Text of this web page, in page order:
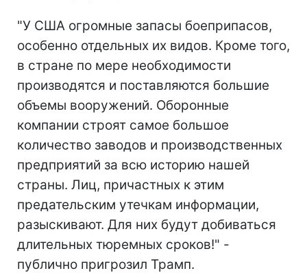
"У США огромные запасы боеприпасов,
особенно отдельных их видов. Кроме того,
в стране по мере необходимости
производятся и поставляются большие
объемы вооружений. Оборонные
компании строят самое большое
количество заводов и производственных
предприятий за всю историю нашей
страны. Лиц, причастных к этим
предательским утечкам информации,
разыскивают. Для них будут добиваться
длительных тюремных сроков!" -
публично пригрозил Трамп.